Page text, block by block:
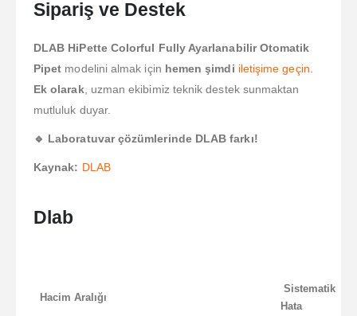
Sipariş ve Destek
DLAB HiPette Colorful Fully Ayarlanabilir Otomatik
Pipet modelini almak için hemen şimdi iletişime geçin
Ek olarak, uzman ekibimiz teknik destek sunmaktan
mutluluk duyar.
🔹 Laboratuvar çözümlerinde DLAB farkı!
Kaynak: DLAB
Dlab
Hacim Aralığı
Sistematik
Hata